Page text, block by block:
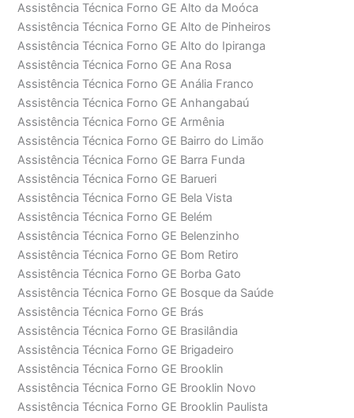
Assistência Técnica Forno GE Alto da Moóca
Assistência Técnica Forno GE Alto de Pinheiros
Assistência Técnica Forno GE Alto do Ipiranga
Assistência Técnica Forno GE Ana Rosa
Assistência Técnica Forno GE Anália Franco
Assistência Técnica Forno GE Anhangabaú
Assistência Técnica Forno GE Armênia
Assistência Técnica Forno GE Bairro do Limão
Assistência Técnica Forno GE Barra Funda
Assistência Técnica Forno GE Barueri
Assistência Técnica Forno GE Bela Vista
Assistência Técnica Forno GE Belém
Assistência Técnica Forno GE Belenzinho
Assistência Técnica Forno GE Bom Retiro
Assistência Técnica Forno GE Borba Gato
Assistência Técnica Forno GE Bosque da Saúde
Assistência Técnica Forno GE Brás
Assistência Técnica Forno GE Brasilândia
Assistência Técnica Forno GE Brigadeiro
Assistência Técnica Forno GE Brooklin
Assistência Técnica Forno GE Brooklin Novo
Assistência Técnica Forno GE Brooklin Paulista